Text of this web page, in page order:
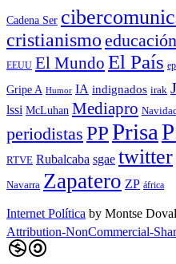
Cadena Ser
cristianismo educación
EEUU El Mundo El País
Gripe A Humor IA indignados irak
lssi McLuhan Mediapro
periodistas PPPrisa
RTVE Rubalcaba sgae twitter
Navarra Zapatero ZP áfrica
Internet Política by Montse Doval
Attribution-NonCommercial-